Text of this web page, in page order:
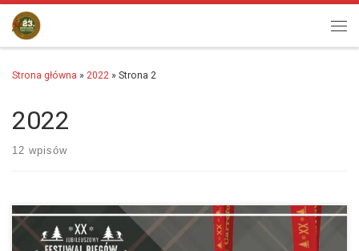
Przejdź do treści
Strona główna » 2022 » Strona 2
2022
12 wpisów